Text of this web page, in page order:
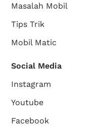
Masalah Mobil
Tips Trik
Mobil Matic
Social Media
Instagram
Youtube
Facebook